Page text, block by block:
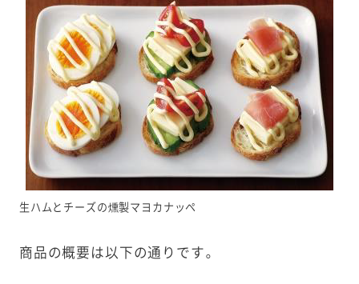
生ハムとチーズの燻製マヨカナッペ
商品の概要は以下の通りです。